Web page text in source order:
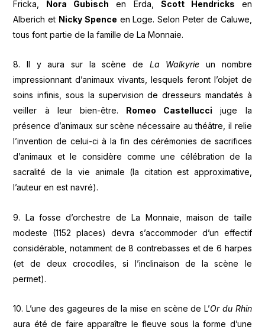
Fricka, Nora Gubisch en Erda, Scott Hendricks en
Alberich et Nicky Spence en Loge. Selon Peter de Caluwe,
tous font partie de la famille de La Monnaie.
8. Il y aura sur la scène de La Walkyrie un nombre
impressionnant d’animaux vivants, lesquels feront l’objet de
soins infinis, sous la supervision de dresseurs mandatés à
veiller à leur bien-être. Romeo Castellucci juge la
présence d’animaux sur scène nécessaire au théâtre, il relie
l’invention de celui-ci à la fin des cérémonies de sacrifices
d’animaux et le considère comme une célébration de la
sacralité de la vie animale (la citation est approximative,
l’auteur en est navré).
9. La fosse d’orchestre de La Monnaie, maison de taille
modeste (1152 places) devra s’accommoder d’un effectif
considérable, notamment de 8 contrebasses et de 6 harpes
(et de deux crocodiles, si l’inclinaison de la scène le
permet).
10. L’une des gageures de la mise en scène de L’Or du Rhin
aura été de faire apparaître le fleuve sous la forme d’une